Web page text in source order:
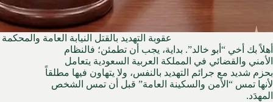
عقوبة التهديد بالقتل النيابة العامة
أهلاً بك أخي “أبو خالد”. بداية، يجب أن تطمئن؛ فالنظام
الأمني والقضائي في المملكة العربية السعودية يتعامل
بحزم شديد مع جرائم التهديد بالنفس، ولا يتهاون فيها مطلقاً
لأنها تمس “الأمن والسكينة العامة” قبل أن تمس الشخص
المهدَد.